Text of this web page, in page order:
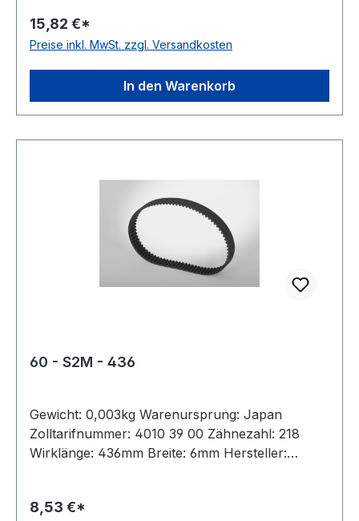
Anfrage antistatisch: ja Hinweis: Listenpreis =
Nettopreis
15,82 €*
Preise inkl. MwSt. zzgl. Versandkosten
In den Warenkorb
60 - S2M - 436
Gewicht: 0,003kg Warenursprung: Japan
Zolltarifnummer: 4010 39 00 Zähnezahl: 218
Wirklänge: 436mm Breite: 6mm Hersteller:
Anfrage antistatisch: ja Hinweis: Listenpreis =
8,53 €*